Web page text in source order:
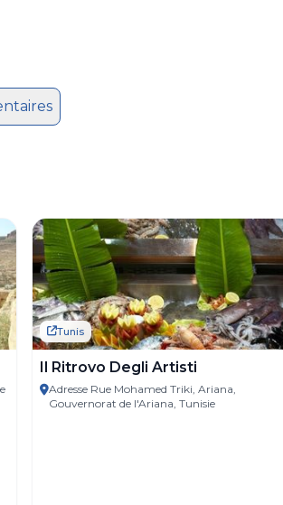
Tunis
Il Ritrovo Degli Artisti
Adresse Rue Mohamed Triki, Ariana,
Gouvernorat de l'Ariana, Tunisie